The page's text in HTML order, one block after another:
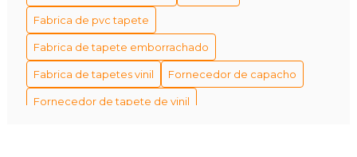
Fabrica de pvc tapete
Fabrica de tapete emborrachado
Fabrica de tapetes vinil Fornecedor de capacho
Fornecedor de tapete de vinil